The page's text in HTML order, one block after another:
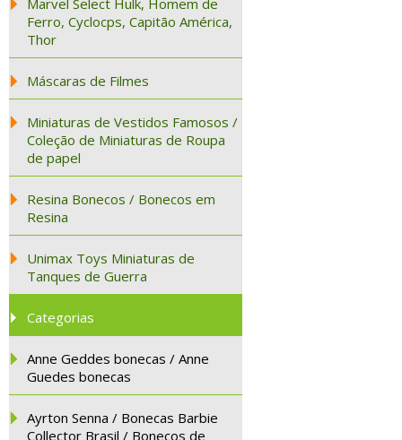
Marvel Select Hulk, Homem de
Ferro, Cyclocps, Capitão América,
Thor
Máscaras de Filmes
Miniaturas de Vestidos Famosos /
Coleção de Miniaturas de Roupa
de papel
Resina Bonecos / Bonecos em
Resina
Unimax Toys Miniaturas de
Tanques de Guerra
Categorias
Anne Geddes bonecas / Anne
Guedes bonecas
Ayrton Senna / Bonecas Barbie
Collector Brasil / Bonecos de